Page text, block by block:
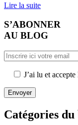
Lire la suite
S’ABONNER
AU BLOG
J’ai lu et accepte
Catégories du